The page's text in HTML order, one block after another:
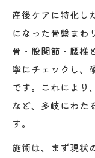
産後ケアに特化し
になった骨盤まわ
骨・股関節・腰椎
寧にチェックし、
です。これにより
など、多岐にわた
す。
施術は、まず現状